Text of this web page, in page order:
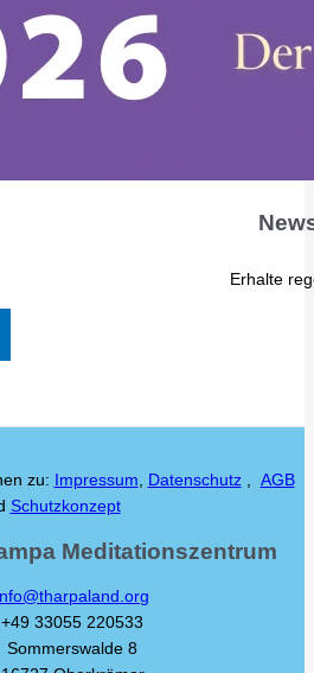
Erhalte
zu: Impressum Datenschutz, AGB
Schutzkonzept
Meditationszentrum
+49 33055 220533
Sommerswalde 8